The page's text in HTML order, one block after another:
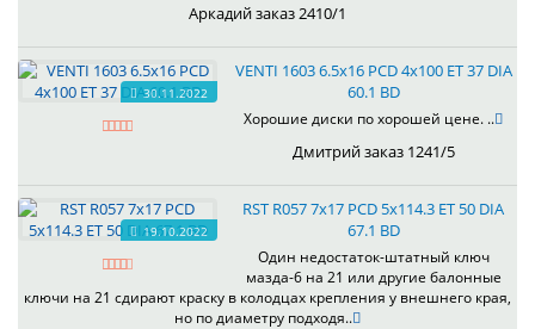
Аркадий заказ 2410/1
30.11.2022
VENTI 1603 6.5x16 PCD 4x100 ET 37 DIA
60.1 BD
Хорошие диски по хорошей цене. ..
Дмитрий заказ 1241/5
19.10.2022
RST R057 7x17 PCD 5x114.3 ET 50 DIA
67.1 BD
Один недостаток-штатный ключ
мазда-6 на 21 или другие балонные
ключи на 21 сдирают краску в колодцах крепления у внешнего края,
но по диаметру подходя..